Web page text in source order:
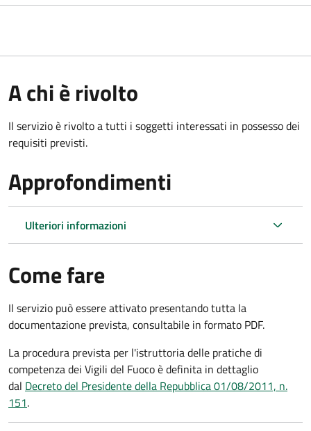
A chi è rivolto
Il servizio è rivolto a tutti i soggetti interessati in possesso dei
requisiti previsti.
Approfondimenti
Ulteriori informazioni
Come fare
Il servizio può essere attivato presentando tutta la
documentazione prevista, consultabile in formato PDF.
La procedura prevista per l'istruttoria delle pratiche di
competenza dei Vigili del Fuoco è definita in dettaglio
dal Decreto del Presidente della Repubblica 01/08/2011, n.
151.